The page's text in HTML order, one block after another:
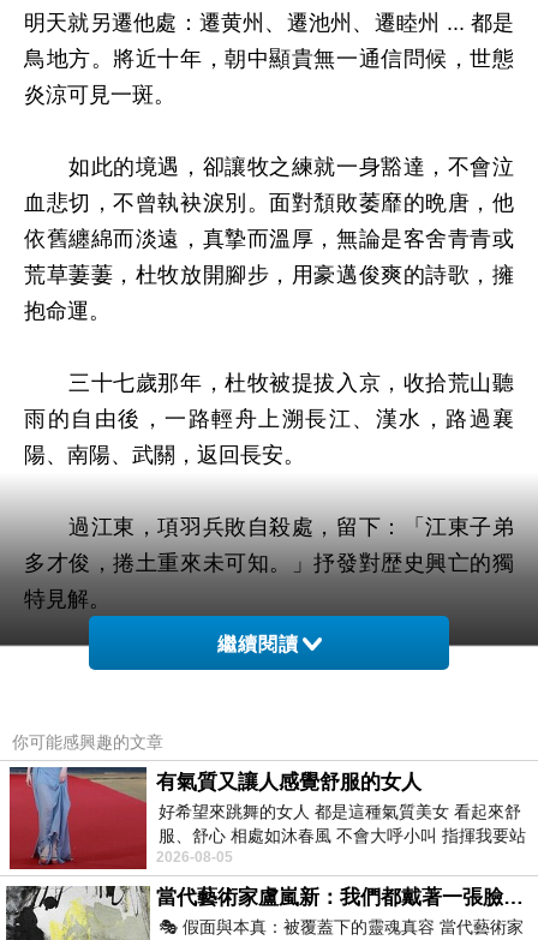
明天就另遷他處：遷黄州、遷池州、遷睦州 ... 都是
鳥地方。將近十年，朝中顯貴無一通信問候，世態
炎涼可見一斑。
如此的境遇，卻讓牧之練就一身豁達，不會泣
血悲切，不曾執袂淚別。面對頹敗萎靡的晩唐，他
依舊纏綿而淡遠，真摯而溫厚，無論是客舍青青或
荒草萋萋，杜牧放開腳步，用豪邁俊爽的詩歌，擁
抱命運。
三十七歲那年，杜牧被提拔入京，收拾荒山聽
雨的自由後，一路輕舟上溯長江、漢水，路過襄
陽、南陽、武關，返回長安。
過江東，項羽兵敗自殺處，留下：「江東子弟
多才俊，捲土重來未可知。」抒發對歴史興亡的獨
特見解。
過武關，想起當年楚懷王不聽屈原所諫，赴會
強吞盡已空。」
遷池州，過赤壁古戰場：「東風不與周郎便，
銅雀春深鎖二喬。」這不只是遙感萬代的興亡之
嘆，更是預感大唐將亡的悲歌。
繼續閱讀
你可能感興趣的文章
有氣質又讓人感覺舒服的女人
好希望來跳舞的女人 都是這種氣質美女 看起來舒
服、舒心 相處如沐春風 不會大呼小叫 指揮我要站
哪個位子 妳老幾？？
2026-08-05
當代藝術家盧嵐新：我們都戴著一張臉，可真正的自己，總藏在那些被塗抹、被覆蓋的痕跡裡
🎭 假面與本真：被覆蓋下的靈魂真容 當代藝術家